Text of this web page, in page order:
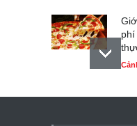
phí